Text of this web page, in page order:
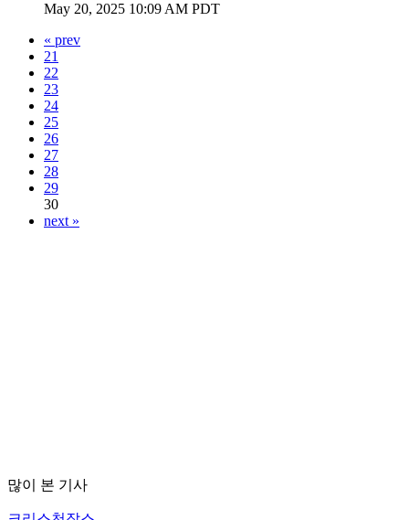
May 20, 2025 10:09 AM PDT
« prev
21
22
23
24
25
26
27
28
29
30
next »
많이 본 기사